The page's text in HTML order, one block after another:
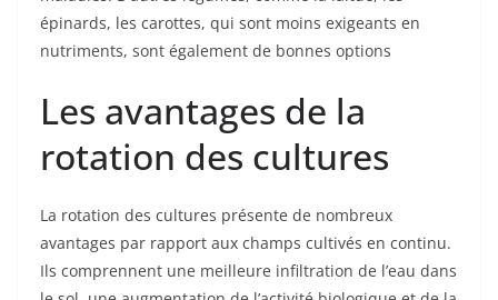
épinards, les carottes, qui sont moins exigeants en
nutriments, sont également de bonnes options
Les avantages de la
rotation des cultures
La rotation des cultures présente de nombreux
avantages par rapport aux champs cultivés en continu.
Ils comprennent une meilleure infiltration de l’eau dans